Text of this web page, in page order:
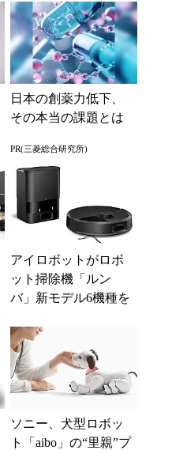
日本の創薬力低下、
その本当の課題とは
PR(三菱総合研究所)
アイロボットがロボ
ット掃除機「ルン
バ」新モデル6機種を
ソニー、犬型ロボッ
ト「aibo」の“里親”プ